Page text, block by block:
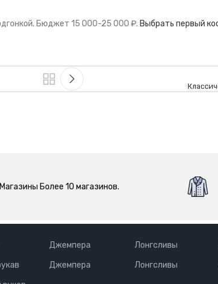
Бюджет 15 000-25 000 ₽. Выбрать первый
Магазины Более 10 магазинов.
Джемпера
Джемпера
Лонгсливы
Лонгсливы